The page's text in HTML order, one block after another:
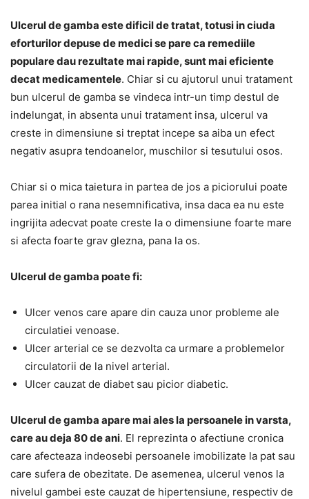
Ulcerul de gamba este dificil de tratat, totusi in ciuda
eforturilor depuse de medici se pare ca remediile
populare dau rezultate mai rapide, sunt mai eficiente
decat medicamentele. Chiar si cu ajutorul unui tratament
bun ulcerul de gamba se vindeca intr-un timp destul de
indelungat, in absenta unui tratament insa, ulcerul va
creste in dimensiune si treptat incepe sa aiba un efect
negativ asupra tendoanelor, muschilor si tesutului osos.
Chiar si o mica taietura in partea de jos a piciorului poate
parea initial o rana nesemnificativa, insa daca ea nu este
ingrijita adecvat poate creste la o dimensiune foarte mare
si afecta foarte grav glezna, pana la os.
Ulcerul de gamba poate fi:
Ulcer venos care apare din cauza unor probleme ale
circulatiei venoase.
Ulcer arterial ce se dezvolta ca urmare a problemelor
circulatorii de la nivel arterial.
Ulcer cauzat de diabet sau picior diabetic.
Ulcerul de gamba apare mai ales la persoanele in varsta,
care au deja 80 de ani. El reprezinta o afectiune cronica
care afecteaza indeosebi persoanele imobilizate la pat sau
care sufera de obezitate. De asemenea, ulcerul venos la
nivelul gambei este cauzat de hipertensiune, respectiv de